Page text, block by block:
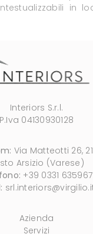
in
Interiors S.r.l.
P.Iva 04130930128
Via Matteotti 26,
Arsizio (Varese)
+39 0331 635967
Azienda
Servizi